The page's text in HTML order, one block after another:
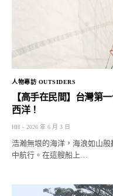
人物專訪 OUTSIDERS
【高手在民間】台灣第
西洋！
HH 2026 年 6 月 3 日
浩瀚無垠的海洋，海浪如山
中航行。在這艘船上…